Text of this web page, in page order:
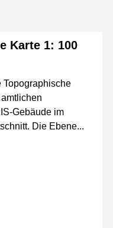
Karte 1: 100
Topographische
Gebäude im
Die Ebene...